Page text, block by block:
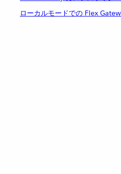
ローカルモードでの Flex